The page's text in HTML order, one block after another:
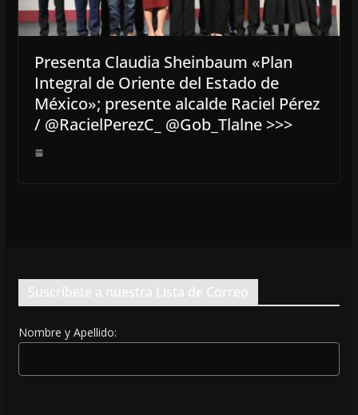
Presenta Claudia Sheinbaum «Plan
Integral de Oriente del Estado de
México»; presente alcalde Raciel Pérez
/ @RacielPerezC_ @Gob_Tlalne >>>
Suscríbete a nuestra Lista de Correo
Nombre y Apellido: